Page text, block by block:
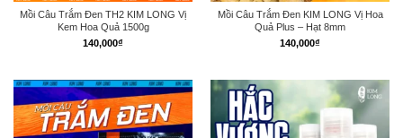
Mồi Câu Trắm Đen TH2 KIM LONG Vị
Kem Hoa Quả 1500g
140,000₫
Mồi Câu Trắm Đen KIM LONG Vị Hoa
Quả Plus – Hạt 8mm
140,000₫